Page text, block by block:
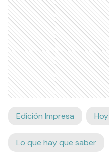
Edición Impresa Hoy
Lo que hay que saber